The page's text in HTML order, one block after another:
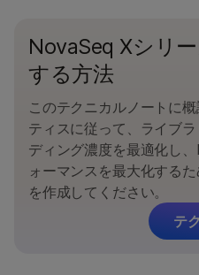
NovaSeq Xシリ
する方法
このテクニカルノートに
ティスに従って、ライブ
ディング濃度を最適化し
ォーマンスを最大化する
を作成してください。
テ